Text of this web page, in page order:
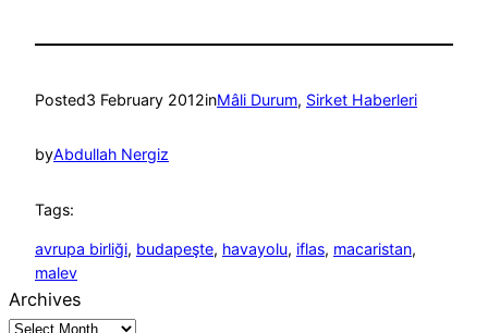
Posted3 February 2012inMâli Durum, Sirket Haberleri
byAbdullah Nergiz
Tags:
avrupa birliği, budapeşte, havayolu, iflas, macaristan
malev
Archives